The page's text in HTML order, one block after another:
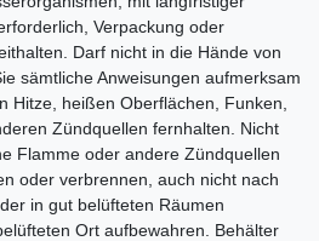
Verpackung oder
Darf nicht in die Hände von
sämtliche Anweisungen aufmerksam
Hitze, heißen Oberflächen, Funken,
Zündquellen fernhalten. Nicht
Flamme oder andere Zündquellen
oder verbrennen, auch nicht nach
in gut belüfteten Räumen
Ort aufbewahren. Behälter